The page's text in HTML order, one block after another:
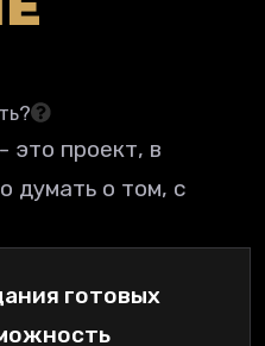
это проект, в
думать о том, с
готовых